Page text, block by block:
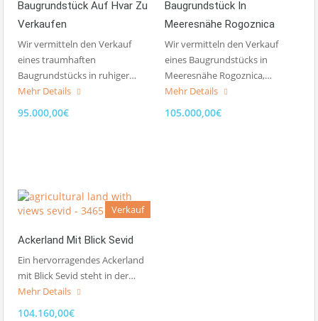
Baugrundstück Auf Hvar Zu
Verkaufen
Wir vermitteln den Verkauf
eines traumhaften
Baugrundstücks in ruhiger…
Mehr Details
95.000,00€
Baugrundstück In
Meeresnähe Rogoznica
Wir vermitteln den Verkauf
eines Baugrundstücks in
Meeresnähe Rogoznica,…
Mehr Details
105.000,00€
Verkauf
Ackerland Mit Blick Sevid
Ein hervorragendes Ackerland
mit Blick Sevid steht in der…
Mehr Details
104.160,00€